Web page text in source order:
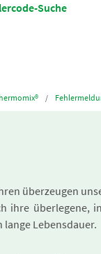
Suche
überzeugen
ihre überlegene,
Lebensdauer.